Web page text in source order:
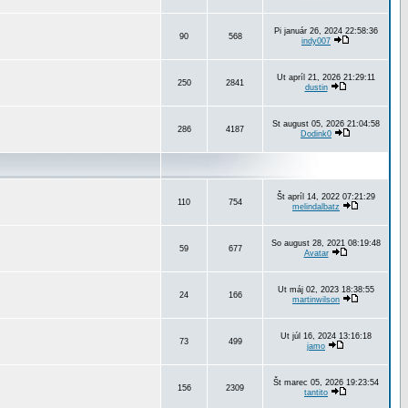
90 568
Pi január 26, 2024 22:58:36
indy007
250 2841
Ut apríl 21, 2026 21:29:11
dustin
286 4187
St august 05, 2026 21:04:58
Dodink0
110 754
Št apríl 14, 2022 07:21:29
melindalbatz
59 677
So august 28, 2021 08:19:48
Avatar
24 166
Ut máj 02, 2023 18:38:55
martinwilson
73 499
Ut júl 16, 2024 13:16:18
jamo
156 2309
Št marec 05, 2026 19:23:54
tantito